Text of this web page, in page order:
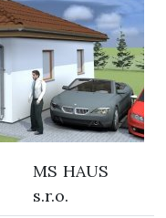
MS HAUS
s.r.o.